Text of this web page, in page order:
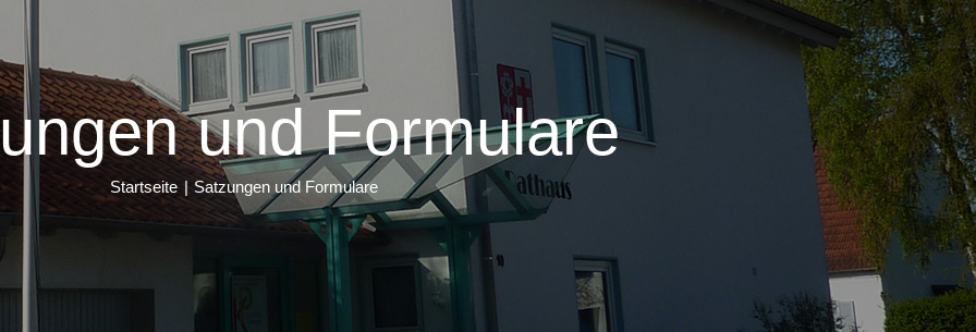
und Formulare
Startseite Satzungen und Formulare